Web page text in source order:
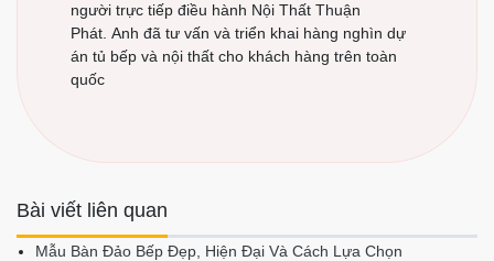
người trực tiếp điều hành Nội Thất Thuận
Phát. Anh đã tư vấn và triển khai hàng nghìn dự
án tủ bếp và nội thất cho khách hàng trên toàn
quốc
Bài viết liên quan
Mẫu Bàn Đảo Bếp Đẹp, Hiện Đại Và Cách Lựa Chọn
Tủ Bếp Gỗ Tự Nhiên
Tủ Bếp Gỗ Công Nghiệp
Thời gian muốn khảo sát